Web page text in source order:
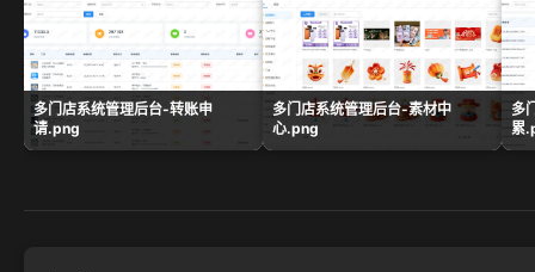
多门店系统管理后台-转账申
请.png
多门店系统管理后台-素材中
心.png
多
累